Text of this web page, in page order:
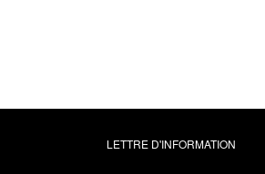
LETTRE D'INFORMATION